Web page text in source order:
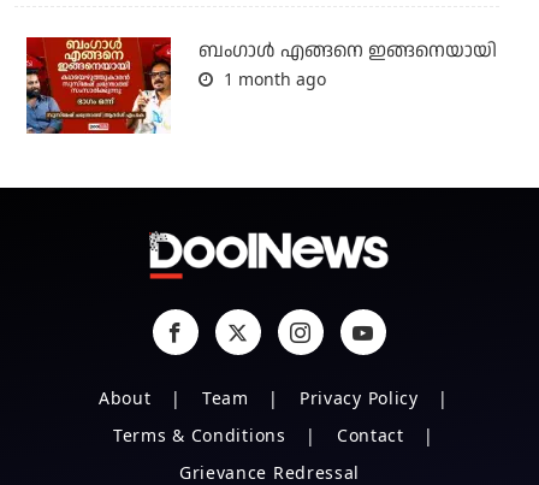
ബം​ഗാൾ എങ്ങനെ ഇങ്ങനെയായി
1 month ago
About Team
Privacy Policy
Terms & Conditions
Contact
Grievance Redressal